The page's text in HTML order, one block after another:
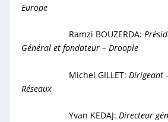
Europe
Ramzi BOUZERDA:
Général et fondateur – Droople
Michel GILLET: Dirigeant
Réseaux
Yvan KEDAJ: Directeur